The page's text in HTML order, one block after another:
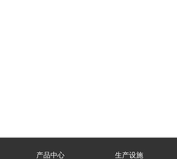
产品中心 生产设施